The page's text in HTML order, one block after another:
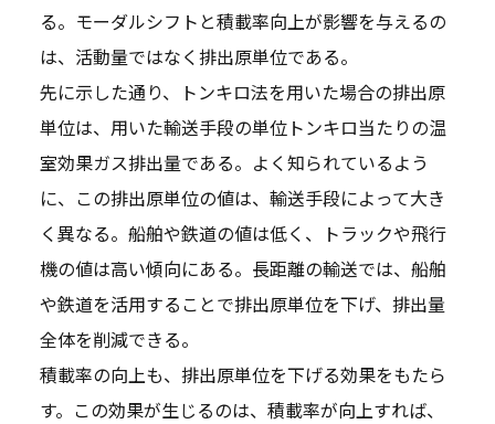
る。モーダルシフトと積載率向上が影響を与えるの
は、活動量ではなく排出原単位である。
先に示した通り、トンキロ法を用いた場合の排出原
単位は、用いた輸送手段の単位トンキロ当たりの温
室効果ガス排出量である。よく知られているよう
に、この排出原単位の値は、輸送手段によって大き
く異なる。船舶や鉄道の値は低く、トラックや飛行
機の値は高い傾向にある。長距離の輸送では、船舶
や鉄道を活用することで排出原単位を下げ、排出量
全体を削減できる。
積載率の向上も、排出原単位を下げる効果をもたら
す。この効果が生じるのは、積載率が向上すれば、